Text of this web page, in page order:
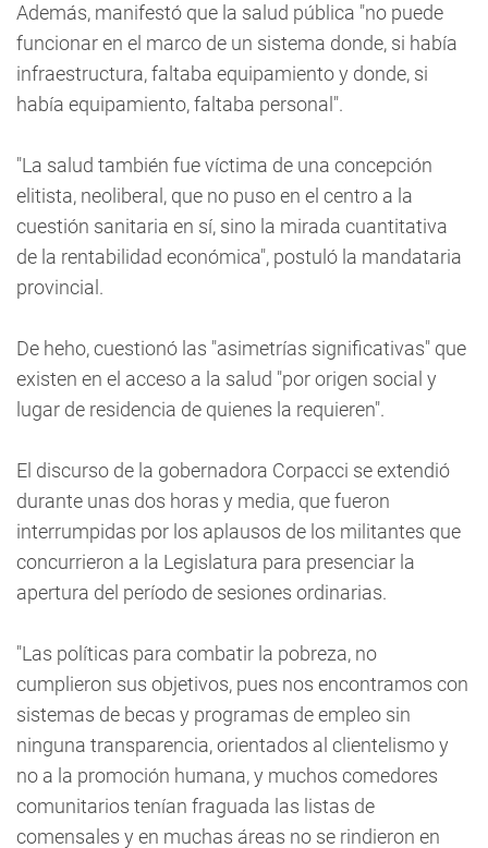
Además, manifestó que la salud pública "no puede
funcionar en el marco de un sistema donde, si había
infraestructura, faltaba equipamiento y donde, si
había equipamiento, faltaba personal".
"La salud también fue víctima de una concepción
elitista, neoliberal, que no puso en el centro a la
cuestión sanitaria en sí, sino la mirada cuantitativa
de la rentabilidad económica", postuló la mandataria
provincial.
De heho, cuestionó las "asimetrías significativas" que
existen en el acceso a la salud "por origen social y
lugar de residencia de quienes la requieren".
El discurso de la gobernadora Corpacci se extendió
durante unas dos horas y media, que fueron
interrumpidas por los aplausos de los militantes que
concurrieron a la Legislatura para presenciar la
apertura del período de sesiones ordinarias.
"Las políticas para combatir la pobreza, no
cumplieron sus objetivos, pues nos encontramos con
sistemas de becas y programas de empleo sin
ninguna transparencia, orientados al clientelismo y
no a la promoción humana, y muchos comedores
comunitarios tenían fraguada las listas de
comensales y en muchas áreas no se rindieron en